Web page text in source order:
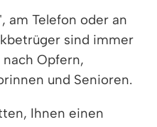
am Telefon oder an
sind immer
nach Opfern,
und Senioren.
Ihnen einen